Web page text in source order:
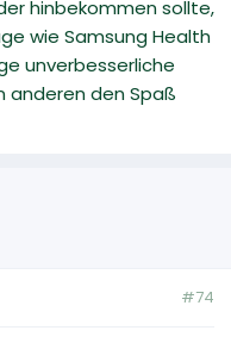
hinbekommen sollte,
wie Samsung Health
unverbesserliche
den Spaß
#74